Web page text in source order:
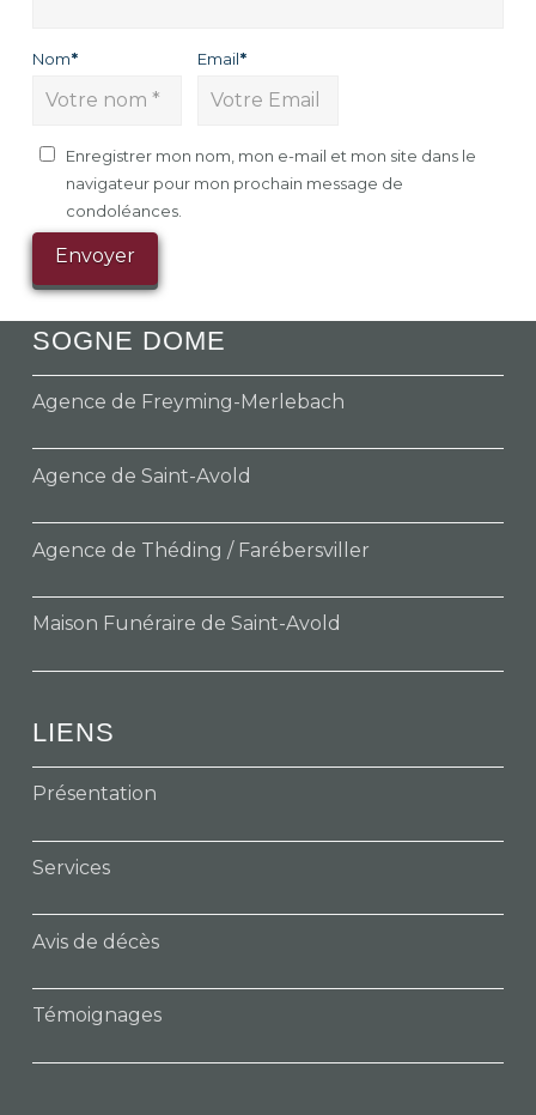
Nom* Email*
Enregistrer mon nom, mon e-mail et mon site dans le
navigateur pour mon prochain message de
condoléances.
SOGNE DOME
Agence de Freyming-Merlebach
Agence de Saint-Avold
Agence de Théding / Farébersviller
Maison Funéraire de Saint-Avold
LIENS
Présentation
Services
Avis de décès
Témoignages